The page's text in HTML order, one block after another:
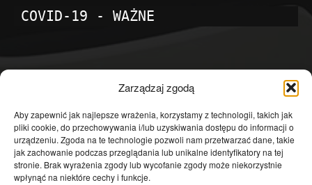
Zarządzaj zgodą
Aby zapewnić jak najlepsze wrażenia, korzystamy z technologii, takich jak
pliki cookie, do przechowywania i/lub uzyskiwania dostępu do informacji o
urządzeniu. Zgoda na te technologie pozwoli nam przetwarzać dane, takie
jak zachowanie podczas przeglądania lub unikalne identyfikatory na tej
stronie. Brak wyrażenia zgody lub wycofanie zgody może niekorzystnie
wpłynąć na niektóre cechy i funkcje.
COVID-19 - WAŻNE
Temat dnia
4601
Publicystyka
4363
Polityka
3639
Polska